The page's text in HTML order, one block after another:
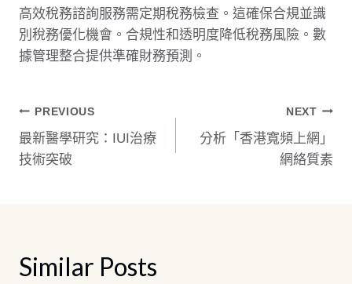
高效稅務諮詢服務需定期稅務檢查。這確保合規並識
別稅務優化機會。合規性和透明度降低稅務風險。數
據管理整合提供準確財務預測。
文
章
PREVIOUS
最新醫學研究：IUI治療
技術突破
NEXT
分析「香港寬頻上網」
網絡質素
Similar Posts